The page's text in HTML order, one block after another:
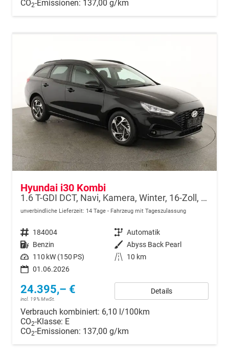
CO2-Emissionen: 137,00 g/km
Hyundai i30 Kombi
1.6 T-GDI DCT, Navi, Kamera, Winter, 16-Zoll, 5 J.-Garantie
unverbindliche Lieferzeit: 14 Tage Fahrzeug mit Tageszulassung
Fahrzeugnr. 184004 Getriebe Automatik
Kraftstoff Benzin Außenfarbe Abyss Back Pearl
Leistung 110 kW (150 PS) Kilometerstand
10 km
01.06.2026
24.395,– €
incl. 19% MwSt.
Details
Verbrauch kombiniert: 6,10 l/100km
CO2-Klasse: E
CO2-Emissionen: 137,00 g/km